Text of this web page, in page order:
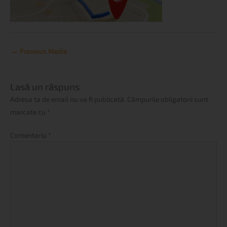
← Previous Media
Lasă un răspuns
Adresa ta de email nu va fi publicată. Câmpurile obligatorii sunt
marcate cu
Comentariu